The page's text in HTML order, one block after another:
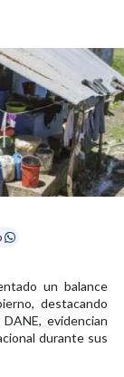
un balance
destacando
evidencian
durante sus